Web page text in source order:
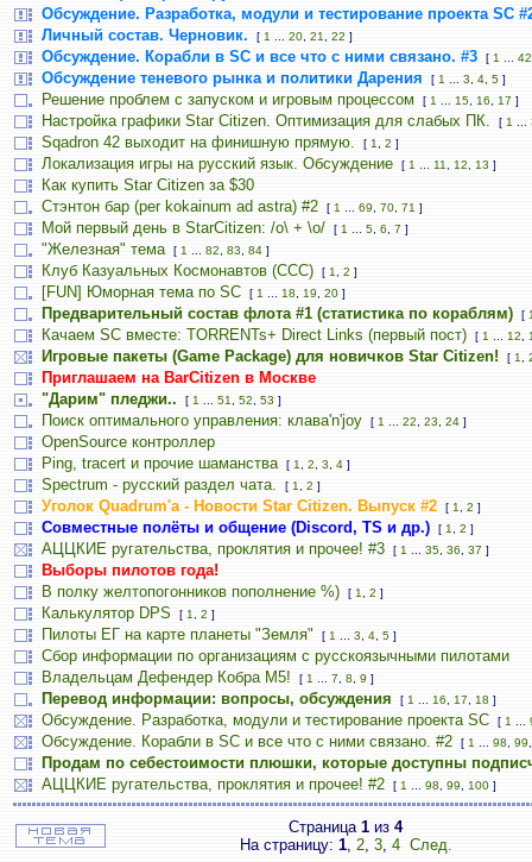
Обсуждение. Разработка, модули и тестирование проекта SC
Личный состав. Черновик.
[ 1 20 21 22 ]
Обсуждение. Корабли в SC и все что с ними связано. #3 [ 1 42
Обсуждение теневого рынка и политики Дарения [ 1 3 4 5 ]
Решение проблем с запуском и игровым процессом [ 1 15 16 17 ]
Настройка графики Star Citizen. Оптимизация для слабых ПК. [ 1
Sqadron 42 выходит на финишную прямую. [ 1 2 ]
Локализация игры на русский язык. Обсуждение [ 1 11 12 13 ]
Как купить Star Citizen за $30
Стэнтон бар (per kokainum ad astra) #2
[ 1 69 70 71 ]
Мой первый день в StarCitizen: /о\ + \o/ [ 1 5 6 7 ]
"Железная" тема [ 1 82 83 84 ]
Клуб Казуальных Космонавтов (CCC) [ 1 2 ]
[FUN] Юморная тема по SC [ 1 18 19 20 ]
Предварительный состав флота #1 (статистика по кораблям) [
Качаем SC вместе: TORRENTs+ Direct Links (первый пост) [ 1 12
Игровые пакеты (Game Package) для новичков Star Citizen! [ 1
Приглашаем на BarCitizen в Москве
"Дарим" пледжи..
[ 1 51 52 53 ]
Поиск оптимального управления: клава'n'joy [ 1 22 23 24 ]
OpenSource контроллер
Ping, tracert и прочие шаманства
[ 1 2 3 4 ]
Spectrum - русский раздел чата. [ 1 2 ]
Уголок Quadrum'а - Новости Star Citizen. Выпуск #2 [ 1 2 ]
Совместные полёты и общение (Discord, TS и др.) [ 1 2 ]
АЦЦКИЕ ругательства, проклятия и прочее! #3 [ 1 35 36 37 ]
Выборы пилотов года!
В полку желтопогонников пополнение %)
[ 1 2 ]
Калькулятор DPS [ 1 2 ]
Пилоты ЕГ на карте планеты "Земля" [ 1 3 4 5 ]
Сбор информации по организациям с русскоязычными пилотами
Владельцам Дефендер Кобра М5!
[ 1 7 8 9 ]
Перевод информации: вопросы, обсуждения [ 1 16 17 18 ]
Обсуждение. Разработка, модули и тестирование проекта SC [ 1
Обсуждение. Корабли в SC и все что с ними связано. #2 [ 1 98 99
Продам по себестоимости плюшки, которые доступны
АЦЦКИЕ ругательства, проклятия и прочее! #2
[ 1 98 99 100 ]
Страница 1 из 4
На страницу: 1, 2, 3, 4 След.